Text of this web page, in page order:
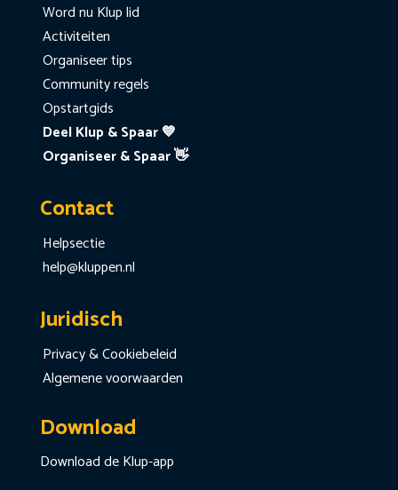
Word nu Klup lid
Activiteiten
Organiseer tips
Community regels
Opstartgids
Deel Klup & Spaar 💙
Organiseer & Spaar 👋
Contact
Helpsectie
help@kluppen.nl
Juridisch
Privacy & Cookiebeleid
Algemene voorwaarden
Download
Download de Klup-app